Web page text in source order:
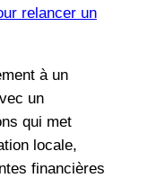
relancer un
à un
un
qui met
locale,
financières